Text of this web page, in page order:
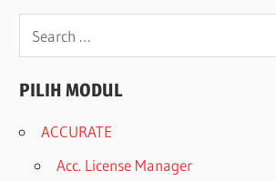
for:
PILIH MODUL
ACCURATE
Acc. License Manager